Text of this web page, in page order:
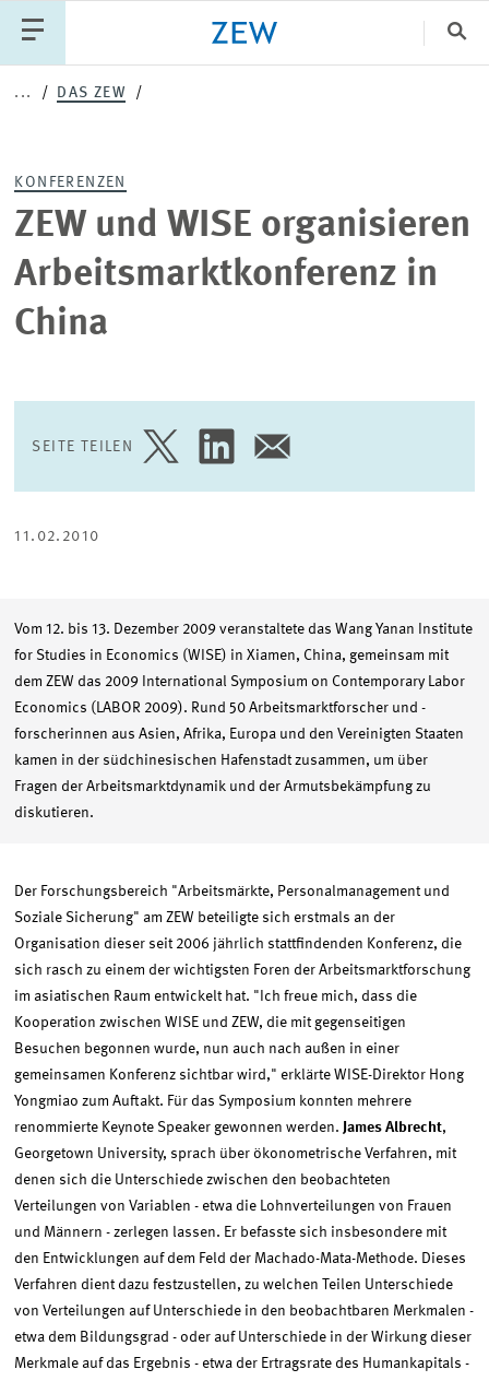
PUBLIKATIONEN TEAM
VERANSTALTUNGEN AKTUELLES
... DAS ZEW
ZEW und WISE organisieren
Arbeitsmarktkonferenz in
China
KONFERENZEN
SEITE TEILEN
SEITE
TWITTER
SEITE
LINKEDIN
SEITE
E-
11.02.2010
Vom 12. bis 13. Dezember 2009 veranstaltete das Wang Yanan Institute
for Studies in Economics (WISE) in Xiamen, China, gemeinsam mit
dem ZEW das 2009 International Symposium on Contemporary Labor
Economics (LABOR 2009). Rund 50 Arbeitsmarktforscher und -
forscherinnen aus Asien, Afrika, Europa und den Vereinigten Staaten
kamen in der südchinesischen Hafenstadt zusammen, um über
Fragen der Arbeitsmarktdynamik und der Armutsbekämpfung zu
diskutieren.
Der Forschungsbereich "Arbeitsmärkte, Personalmanagement und
Soziale Sicherung" am ZEW beteiligte sich erstmals an der
Organisation dieser seit 2006 jährlich stattfindenden Konferenz, die
sich rasch zu einem der wichtigsten Foren der Arbeitsmarktforschung
im asiatischen Raum entwickelt hat. "Ich freue mich, dass die
Kooperation zwischen WISE und ZEW, die mit gegenseitigen
Besuchen begonnen wurde, nun auch nach außen in einer
gemeinsamen Konferenz sichtbar wird," erklärte WISE-Direktor Hong
Yongmiao zum Auftakt. Für das Symposium konnten mehrere
renommierte Keynote Speaker gewonnen werden. James Albrecht,
Georgetown University, sprach über ökonometrische Verfahren, mit
denen sich die Unterschiede zwischen den beobachteten
Verteilungen von Variablen - etwa die Lohnverteilungen von Frauen
und Männern - zerlegen lassen. Er befasste sich insbesondere mit
den Entwicklungen auf dem Feld der Machado-Mata-Methode. Dieses
Verfahren dient dazu festzustellen, zu welchen Teilen Unterschiede
von Verteilungen auf Unterschiede in den beobachtbaren Merkmalen -
etwa dem Bildungsgrad - oder auf Unterschiede in der Wirkung dieser
Merkmale auf das Ergebnis - etwa der Ertragsrate des Humankapitals -